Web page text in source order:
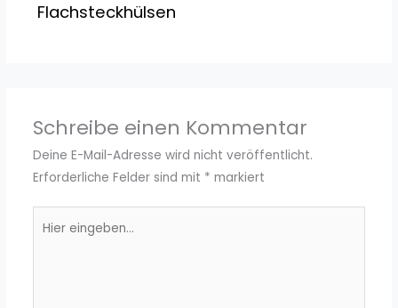
Flachsteckhülsen
Schreibe einen Kommentar
Deine E-Mail-Adresse wird nicht veröffentlicht.
Erforderliche Felder sind mit * markiert
eingeben…